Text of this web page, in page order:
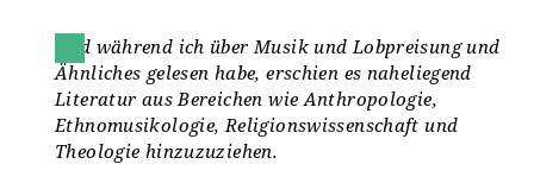
Und während ich über Musik und Lobpreisung und
Ähnliches gelesen habe, erschien es naheliegend
Literatur aus Bereichen wie Anthropologie,
Ethnomusikologie, Religionswissenschaft und
Theologie hinzuzuziehen.